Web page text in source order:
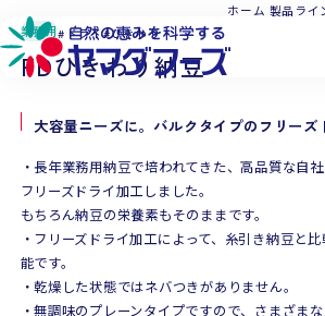
本文へ移動 ホーム 製品ライ
業務用
ドライ ひきわり
FDひきわり納豆
大容量ニーズに。バルクタイプのフリー
・長年業務用納豆で培われてきた、高品質な自
フリーズドライ加工しました。
もちろん納豆の栄養素もそのままです。
・フリーズドライ加工によって、糸引き納豆と
能です。
・乾燥した状態ではネバつきがありません。
・無調味のプレーンタイプですので、さまざま